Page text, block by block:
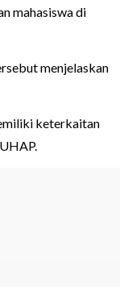
mahasiswa di
menjelaskan
keterkaitan